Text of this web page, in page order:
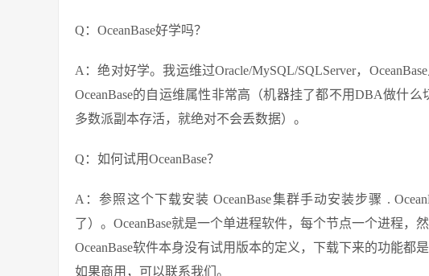
Q：OceanBase好学吗？
A：绝对好学。我运维过Oracle/MySQL/SQLServer，
OceanBase的自运维属性非常高（机器挂了都不用DBA做什
多数派副本存活，就绝对不会丢数据）。
Q：如何试用OceanBase？
A：参照这个下载安装 OceanBase集群手动安装步骤 .
了）。OceanBase就是一个单进程软件，每个节点一个进程，
OceanBase软件本身没有试用版本的定义，下载下来的功能都是
如果商用，可以联系我们。